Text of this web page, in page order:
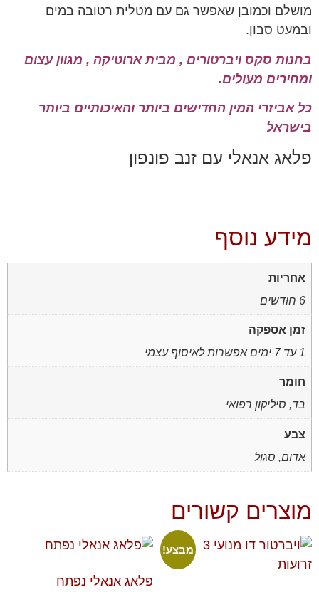
מושלם וכמובן שאפשר גם עם מטלית רטובה במים
ובמעט סבון.
בחנות סקס ויברטורים , מבית ארוטיקה , מגוון עצום
ומחירים מעולים.
כל אביזרי המין החדישים ביותר והאיכותיים ביותר
בישראל
פלאג אנאלי עם זנב פונפון
מידע נוסף
אחריות
6 חודשים
זמן אספקה
1 עד 7 ימים אפשרות לאיסוף עצמי
חומר
בד, סיליקון רפואי
צבע
אדום, סגול
מוצרים קשורים
מבצע!
פלאג אנאלי נפתח